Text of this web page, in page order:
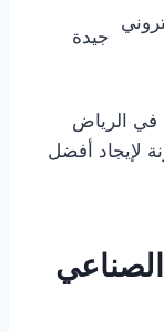
جيدة
في الرياض
لإيجاد أفضل